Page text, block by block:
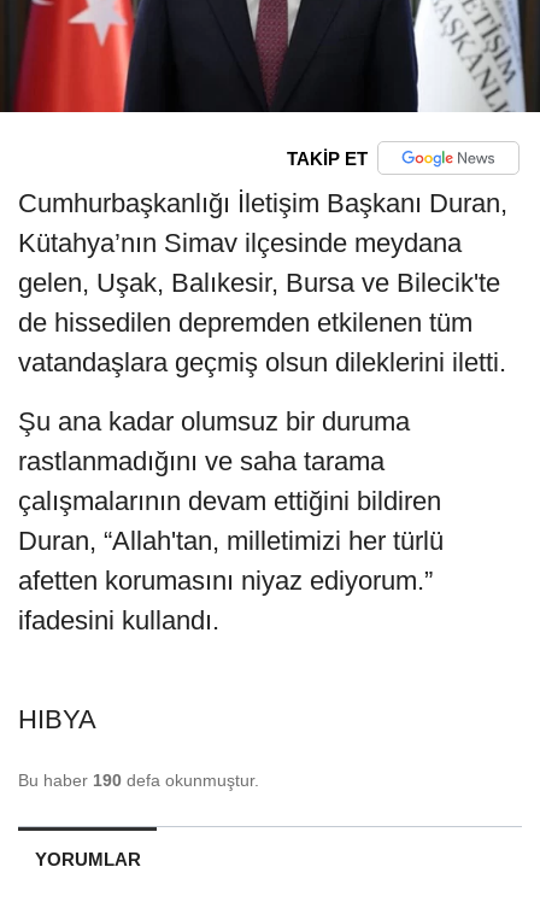
TAKİP ET
Cumhurbaşkanlığı İletişim Başkanı Duran,
Kütahya’nın Simav ilçesinde meydana
gelen, Uşak, Balıkesir, Bursa ve Bilecik'te
de hissedilen depremden etkilenen tüm
vatandaşlara geçmiş olsun dileklerini iletti.
Şu ana kadar olumsuz bir duruma
rastlanmadığını ve saha tarama
çalışmalarının devam ettiğini bildiren
Duran, “Allah'tan, milletimizi her türlü
afetten korumasını niyaz ediyorum.”
ifadesini kullandı.
HIBYA
Bu haber 190 defa okunmuştur.
YORUMLAR